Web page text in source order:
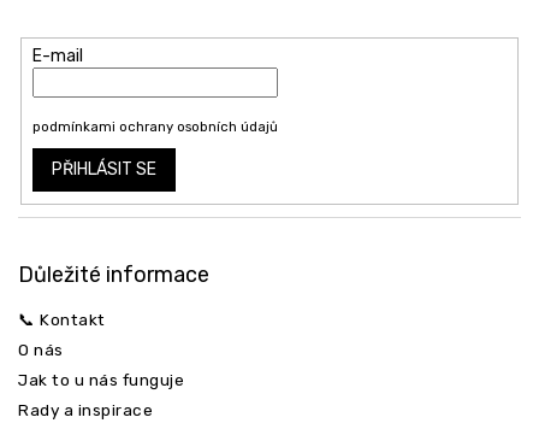
E-mail
podmínkami ochrany osobních údajů
PŘIHLÁSIT SE
Důležité informace
📞 Kontakt
O nás
Jak to u nás funguje
Rady a inspirace